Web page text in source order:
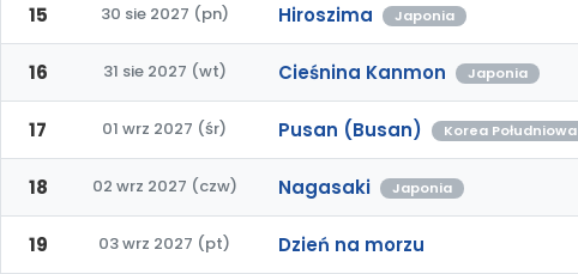
15 30 sie 2027 (pn) Hiroszima Japonia
16 31 sie 2027 (wt) Cieśnina Kanmon Japonia
17 01 wrz 2027 (śr) Pusan (Busan) Korea Południowa
18 02 wrz 2027 (czw) Nagasaki Japonia
19 03 wrz 2027 (pt) Dzień na morzu